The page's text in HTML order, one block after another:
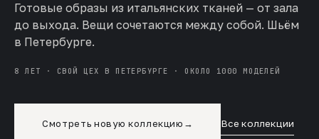
Готовые образы из итальянских тканей — от зала
до выхода. Вещи сочетаются между собой. Шьём
в Петербурге.
8 ЛЕТ · СВОЙ ЦЕХ В ПЕТЕРБУРГЕ · ОКОЛО 1000 МОДЕЛЕЙ
Смотреть новую коллекцию → Все коллекции